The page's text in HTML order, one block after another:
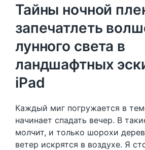
Тайны ночной
запечатлеть
лунного света в
ландшафтных
iPad
Каждый миг погружается в
начинает спадать вечер. В
молчит, и только шорохи
ветер искрятся в воздухе. Я